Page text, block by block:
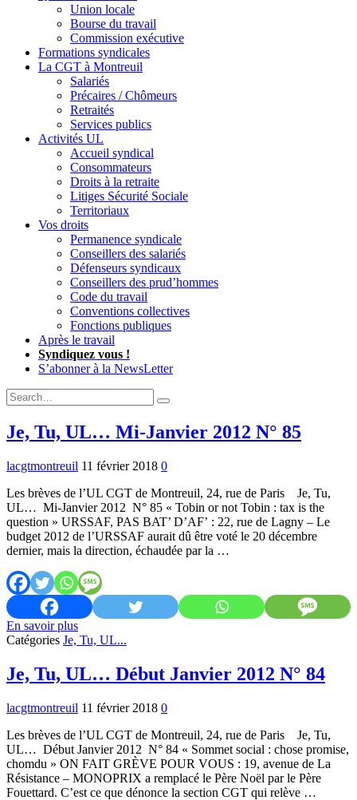
Union locale
Bourse du travail
Commission exécutive
Formations syndicales
La CGT à Montreuil
Salariés
Précaires / Chômeurs
Retraités
Services publics
Activités UL
Accueil syndical
Consommateurs
Droits à la retraite
Litiges Sécurité Sociale
Territoriaux
Vos droits
Permanence syndicale
Conseillers des salariés
Défenseurs syndicaux
Conseillers des prud’hommes
Code du travail
Conventions collectives
Fonctions publiques
Après le travail
Syndiquez vous !
S’abonner à la NewsLetter
Expand
Search
Form
Search
Je, Tu, UL… Mi-Janvier 2012 N° 85
lacgtmontreuil 11 février 2018 0
Les brèves de l’UL CGT de Montreuil, 24, rue de Paris Je, Tu,
UL… Mi-Janvier 2012 N° 85 « Tobin or not Tobin : tax is the
question » URSSAF, PAS BAT’ D’AF’ : 22, rue de Lagny – Le
budget 2012 de l’URSSAF aurait dû être voté le 20 décembre
dernier, mais la direction, échaudée par la …
En savoir plusJe,
Tu,
Mi-
Janvier
N°
Catégories Je, Tu, UL...
Je, Tu, UL… Début Janvier 2012 N° 84
lacgtmontreuil 11 février 2018 0
Les brèves de l’UL CGT de Montreuil, 24, rue de Paris Je, Tu,
UL… Début Janvier 2012 N° 84 « Sommet social : chose promise,
chomdu » ON FAIT GRÈVE POUR VOUS : 19, avenue de La
Résistance – MONOPRIX a remplacé le Père Noël par le Père
Fouettard. C’est ce que dénonce la section CGT qui relève …